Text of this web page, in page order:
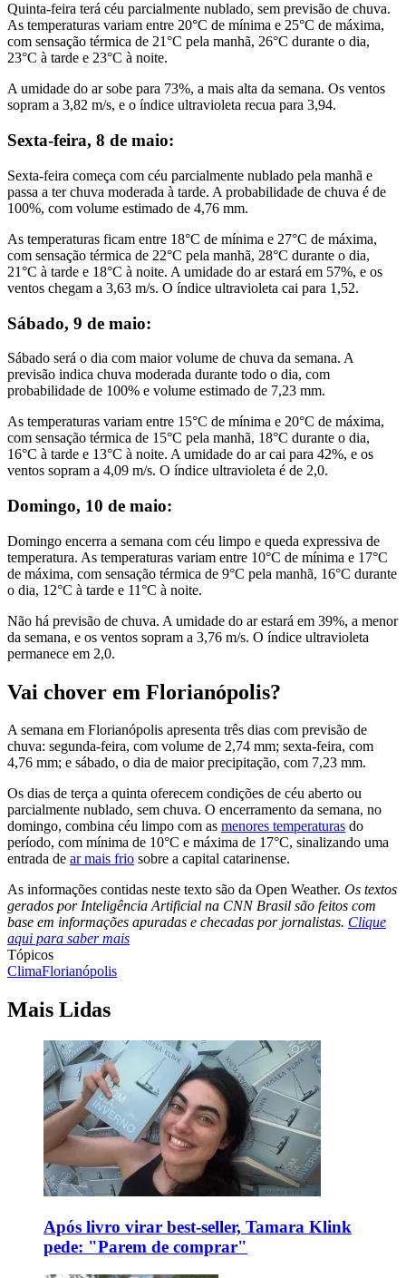
Quinta-feira terá céu parcialmente nublado, sem previsão de chuva.
As temperaturas variam entre 20°C de mínima e 25°C de máxima,
com sensação térmica de 21°C pela manhã, 26°C durante o dia,
23°C à tarde e 23°C à noite.
A umidade do ar sobe para 73%, a mais alta da semana. Os ventos
sopram a 3,82 m/s, e o índice ultravioleta recua para 3,94.
Sexta-feira, 8 de maio:
Sexta-feira começa com céu parcialmente nublado pela manhã e
passa a ter chuva moderada à tarde. A probabilidade de chuva é de
100%, com volume estimado de 4,76 mm.
As temperaturas ficam entre 18°C de mínima e 27°C de máxima,
com sensação térmica de 22°C pela manhã, 28°C durante o dia,
21°C à tarde e 18°C à noite. A umidade do ar estará em 57%, e os
ventos chegam a 3,63 m/s. O índice ultravioleta cai para 1,52.
Sábado, 9 de maio:
Sábado será o dia com maior volume de chuva da semana. A
previsão indica chuva moderada durante todo o dia, com
probabilidade de 100% e volume estimado de 7,23 mm.
As temperaturas variam entre 15°C de mínima e 20°C de máxima,
com sensação térmica de 15°C pela manhã, 18°C durante o dia,
16°C à tarde e 13°C à noite. A umidade do ar cai para 42%, e os
ventos sopram a 4,09 m/s. O índice ultravioleta é de 2,0.
Domingo, 10 de maio:
Domingo encerra a semana com céu limpo e queda expressiva de
temperatura. As temperaturas variam entre 10°C de mínima e 17°C
de máxima, com sensação térmica de 9°C pela manhã, 16°C durante
o dia, 12°C à tarde e 11°C à noite.
Não há previsão de chuva. A umidade do ar estará em 39%, a menor
da semana, e os ventos sopram a 3,76 m/s. O índice ultravioleta
permanece em 2,0.
Vai chover em Florianópolis?
A semana em Florianópolis apresenta três dias com previsão de
chuva: segunda-feira, com volume de 2,74 mm; sexta-feira, com
4,76 mm; e sábado, o dia de maior precipitação, com 7,23 mm.
Os dias de terça a quinta oferecem condições de céu aberto ou
parcialmente nublado, sem chuva. O encerramento da semana, no
domingo, combina céu limpo com as menores temperaturas do
período, com mínima de 10°C e máxima de 17°C, sinalizando uma
entrada de ar mais frio sobre a capital catarinense.
As informações contidas neste texto são da Open Weather. Os textos
gerados por Inteligência Artificial na CNN Brasil são feitos com
base em informações apuradas e checadas por jornalistas. Clique
aqui para saber mais
Tópicos
ClimaFlorianópolis
Mais Lidas
Após livro virar best-seller, Tamara Klink
pede: "Parem de comprar"